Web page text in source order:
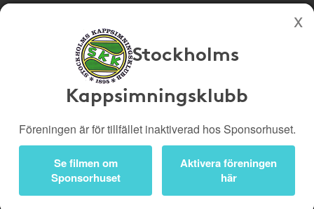
Köp genom denna sida stöttar Stockholms Kappsimningsklubb
Butiker
Presentkort
Bli medlem
Logga in
Stockholms
Kappsimningsklubb
Föreningen är för tillfället inaktiverad hos Sponsorhuset.
Se filmen om
Sponsorhuset
Aktivera föreningen
här